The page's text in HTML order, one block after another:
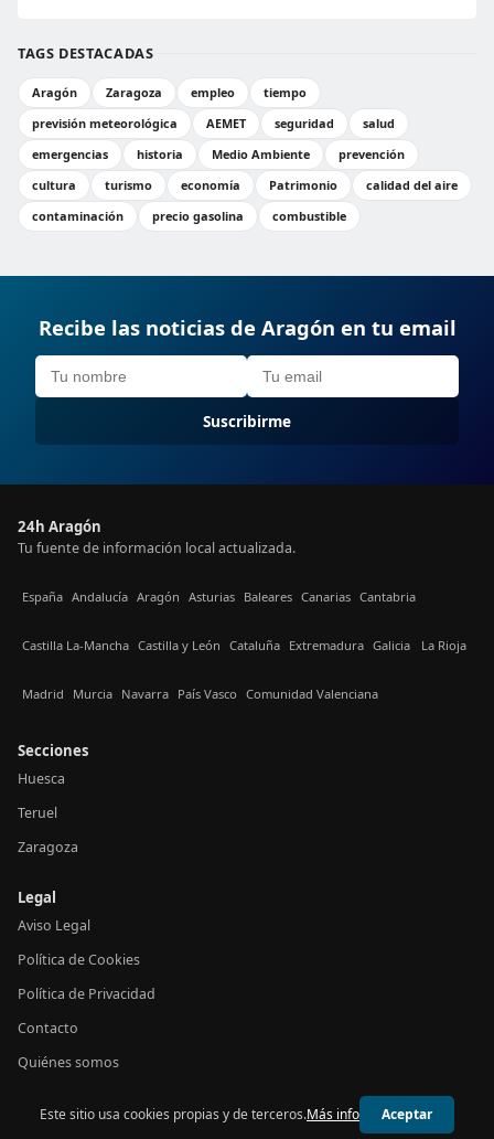
TAGS DESTACADAS
Aragón Zaragoza empleo
tiempo
previsión meteorológica
AEMET seguridad
salud
emergencias
historia Medio Ambiente
prevención
cultura
turismo economía Patrimonio
calidad del aire
contaminación
precio gasolina combustible
Recibe las noticias de Aragón en tu email
Suscribirme
24h Aragón
Tu fuente de información local actualizada.
España Andalucía Aragón Asturias Baleares Canarias Cantabria
Castilla La-Mancha Castilla y León Cataluña Extremadura Galicia La Rioja
Madrid Murcia Navarra País Vasco Comunidad Valenciana
Secciones
Huesca
Teruel
Zaragoza
Legal
Aviso Legal
Política de Cookies
Política de Privacidad
Contacto
Quiénes somos
© 2026 24h Aragón
Este sitio usa cookies propias y de terceros.Más info Aceptar